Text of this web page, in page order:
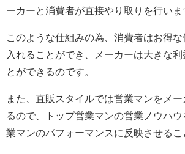
ーカーと消費者が直接やり取りを行いま
このような仕組みの為、消費者はお得
入れることができ、メーカーは大きな利
とができるのです。
また、直販スタイルでは営業マンをメ
るので、トップ営業マンの営業ノウハ
業マンのパフォーマンスに反映させるこ